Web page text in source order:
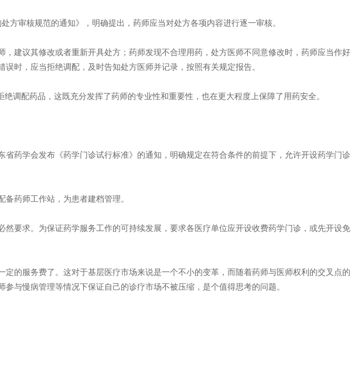
方审核规范的通知》，明确提出，药师应当对处方各项内容进行逐一审核。
建议其修改或者重新开具处方；药师发现不合理用药，处方医师不同意修改时，药师应当作好
时，应当拒绝调配，及时告知处方医师并记录，按照有关规定报告。
调配药品，这既充分发挥了药师的专业性和重要性，也在更大程度上保障了用药安全。
药学会发布《药学门诊试行标准》的通知，明确规定在符合条件的前提下，允许开设药学门诊
药师工作站，为患者建档管理。
然要求。为保证药学服务工作的可持续发展，要求各医疗单位应开设收费药学门诊，或先开设免
的服务费了。这对于基层医疗市场来说是一个不小的变革，而随着药师与医师权利的交叉点的
与慢病管理等情况下保证自己的诊疗市场不被压缩，是个值得思考的问题。